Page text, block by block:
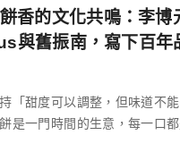
香的文化共鳴：李博
與舊振南，寫下百年
「甜度可以調整，但味道不
是一門時間的生意，每一口都